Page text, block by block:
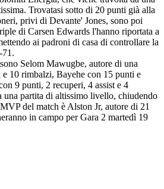
Trovatasi sotto di 20 punti già alla
privi di Devante' Jones, sono poi
di Carsen Edwards l'hanno riportata a
ai padroni di casa di controllare la
Selom Mawugbe, autore di una
10 rimbalzi, Bayehe con 15 punti e
9 punti, 2 recuperi, 4 assist e 4
partita di altissimo livello, chiudendo
del match è Alston Jr, autore di 21
in campo per Gara 2 martedì 19